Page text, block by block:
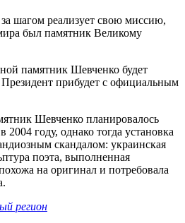
шагом реализует свою миссию,
был памятник Великому
памятник Шевченко будет
прибудет с официальным
Шевченко планировалось
году, однако тогда установка
скандалом: украинская
поэта, выполненная
на оригинал и потребовала
регион